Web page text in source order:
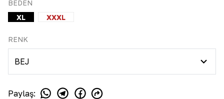
BEDEN
XL
XXXL
RENK
Paylaş: